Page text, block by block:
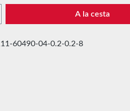
introduce la
A la cesta
60490-04-0.2-0.2-8